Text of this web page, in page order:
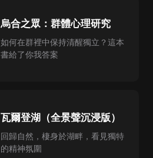
烏合之眾：群體心理研究
如何在群裡中保持清醒獨立？這本
書給了你我答案
瓦爾登湖（全景聲沉浸版）
回歸自然，棲身於湖畔，看見獨特
的精神氛圍